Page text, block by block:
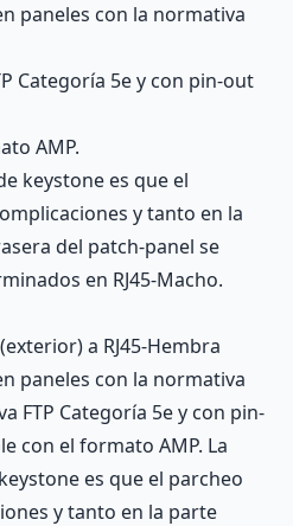
paneles con la normativa
Categoría 5e y con pin-out
AMP.
keystone es que el
y tanto en la
del patch-panel se
en RJ45-Macho.
a RJ45-Hembra
paneles con la normativa
FTP Categoría 5e y con pin-
con el formato AMP. La
es que el parcheo
y tanto en la parte